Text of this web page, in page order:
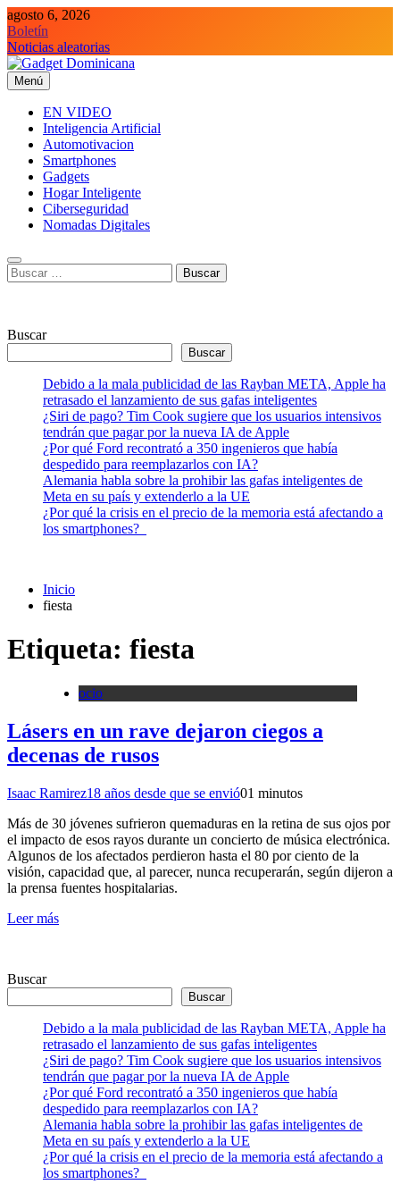
Saltar
al
contenido
agosto 6, 2026
Boletín
Noticias aleatorias
Gadget Dominicana
Gadgets y Tecnología de consumo
Menú
EN VIDEO
Inteligencia Artificial
Automotivacion
Smartphones
Gadgets
Hogar Inteligente
Ciberseguridad
Nomadas Digitales
Buscar:
Buscar
Buscar
Debido a la mala publicidad de las Rayban META, Apple ha
retrasado el lanzamiento de sus gafas inteligentes
¿Siri de pago? Tim Cook sugiere que los usuarios intensivos
tendrán que pagar por la nueva IA de Apple
¿Por qué Ford recontrató a 350 ingenieros que había
despedido para reemplazarlos con IA?
Alemania habla sobre la prohibir las gafas inteligentes de
Meta en su país y extenderlo a la UE
¿Por qué la crisis en el precio de la memoria está afectando a
los smartphones?
Inicio
fiesta
Etiqueta: fiesta
ocio
Lásers en un rave dejaron ciegos a
decenas de rusos
Isaac Ramirez18 años desde que se envió01 minutos
Más de 30 jóvenes sufrieron quemaduras en la retina de sus ojos por
el impacto de esos rayos durante un concierto de música electrónica.
Algunos de los afectados perdieron hasta el 80 por ciento de la
visión, capacidad que, al parecer, nunca recuperarán, según dijeron a
la prensa fuentes hospitalarias.
Leer más
Buscar
Buscar
Debido a la mala publicidad de las Rayban META, Apple ha
retrasado el lanzamiento de sus gafas inteligentes
¿Siri de pago? Tim Cook sugiere que los usuarios intensivos
tendrán que pagar por la nueva IA de Apple
¿Por qué Ford recontrató a 350 ingenieros que había
despedido para reemplazarlos con IA?
Alemania habla sobre la prohibir las gafas inteligentes de
Meta en su país y extenderlo a la UE
¿Por qué la crisis en el precio de la memoria está afectando a
los smartphones?